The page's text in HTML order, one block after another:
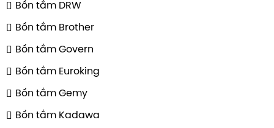
Bồn tắm DRW
Bồn tắm Brother
Bồn tắm Govern
Bồn tắm Euroking
Bồn tắm Gemy
Bồn tắm Kadawa